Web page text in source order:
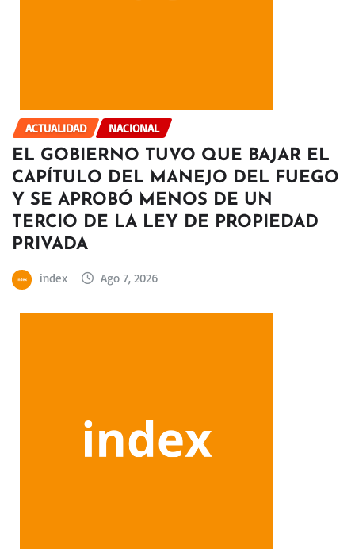
ACTUALIDAD NACIONAL
EL GOBIERNO TUVO QUE BAJAR EL
CAPÍTULO DEL MANEJO DEL FUEGO
Y SE APROBÓ MENOS DE UN
TERCIO DE LA LEY DE PROPIEDAD
PRIVADA
index Ago 7, 2026